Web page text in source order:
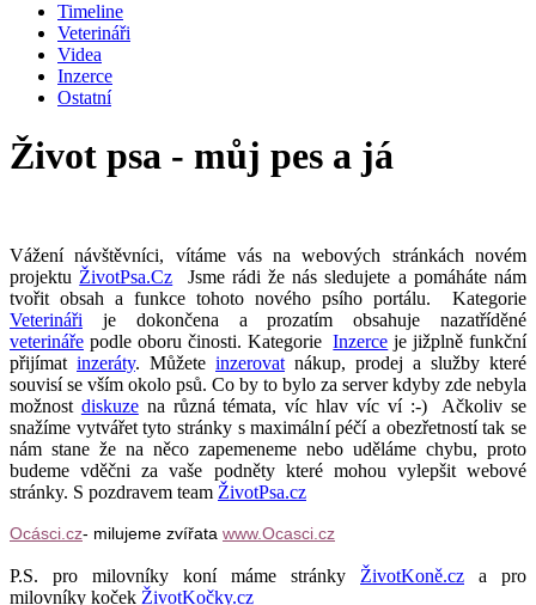
Timeline
Veterináři
Videa
Inzerce
Ostatní
Život psa - můj pes a já
Vážení návštěvníci, vítáme vás na webových stránkách novém
projektu ŽivotPsa.Cz Jsme rádi že nás sledujete a pomáháte nám
tvořit obsah a funkce tohoto nového psího portálu. Kategorie
Veterináři je dokončena a prozatím obsahuje nazatříděné
veterináře podle oboru činosti. KategorieInzerce je jižplně funkční
přijímat inzeráty. Můžete inzerovat nákup, prodej a služby které
souvisí se vším okolo psů. Co by to bylo za server kdyby zde nebyla
možnost diskuzena různá témata, víc hlav víc ví :-) Ačkoliv se
snažíme vytvářet tyto stránky s maximální péčí a obezřetností tak se
nám stane že na něco zapemeneme nebo uděláme chybu, proto
budeme vděčni za vaše podněty které mohou vylepšit webové
stránky. S pozdravem team ŽivotPsa.cz
Ocásci.cz- milujeme zvířata www.Ocasci.cz
P.S. pro milovníky koní máme stránky ŽivotKoně.cz a pro
milovníky koček ŽivotKočky.cz